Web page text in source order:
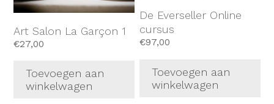
Art Salon La Garçon 1
€27,00
Toevoegen aan
winkelwagen
De Everseller Online
cursus
€97,00
Toevoegen aan
winkelwagen